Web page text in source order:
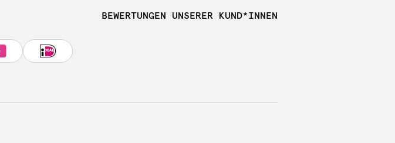
BEWERTUNGEN UNSERER KUND*INNEN